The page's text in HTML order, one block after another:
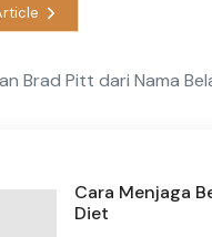
Brad Pitt dari Nama
Cara Menjaga
Diet